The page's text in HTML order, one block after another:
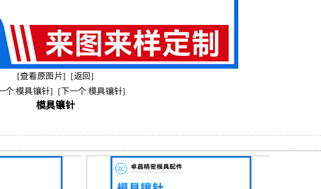
[查看原图片]
[返回]
个:模具镶针]
[下一个:模具镶针]
模具镶针